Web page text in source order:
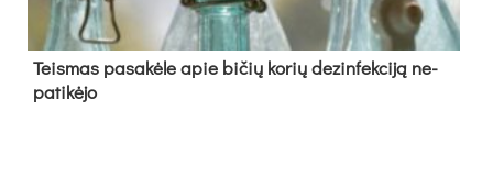
Teis­mas pa­sa­kė­le apie bi­čių ko­rių de­zin­fek­ci­ją ne­
pa­ti­kė­jo